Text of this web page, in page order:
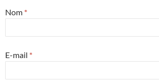
Nom *
E-mail *